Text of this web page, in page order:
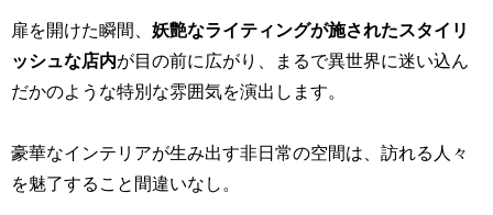
扉を開けた瞬間、 妖艶なライティングが施されたスタイリ
ッシュな店内が目の前に広がり、まるで異世界に迷い込ん
だかのような特別な雰囲気を演出します。
豪華なインテリアが生み出す非日常の空間は、訪れる人々
を魅了すること間違いなし。